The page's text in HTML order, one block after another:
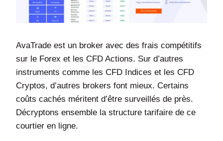
AvaTrade est un broker avec des frais compétitifs
sur le Forex et les CFD Actions. Sur d’autres
instruments comme les CFD Indices et les CFD
Cryptos, d’autres brokers font mieux. Certains
coûts cachés méritent d’être surveillés de près.
Décryptons ensemble la structure tarifaire de ce
courtier en ligne.